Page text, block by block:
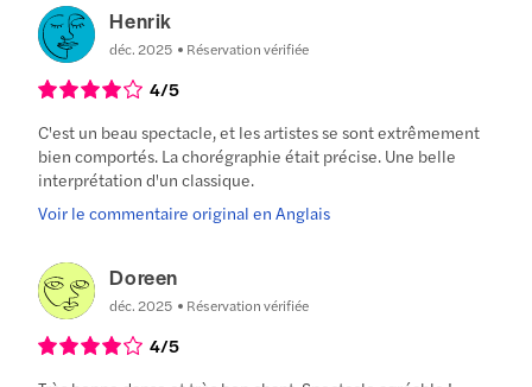
Henrik
déc. 2025 Réservation vérifiée
4/5
C'est un beau spectacle, et les artistes se sont extrêmement
bien comportés. La chorégraphie était précise. Une belle
interprétation d'un classique.
Voir le commentaire original en Anglais
Doreen
déc. 2025 Réservation vérifiée
4/5